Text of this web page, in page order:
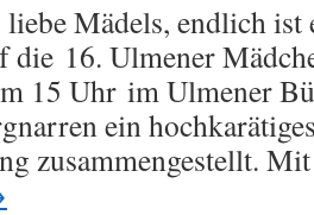
Mädels, endlich ist
die 16. Ulmener
15 Uhr im Ulmener
ein
zusammengestellt.